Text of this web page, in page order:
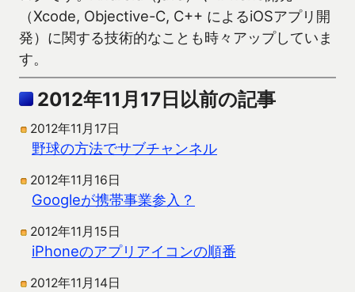
（Xcode, Objective-C, C++ によるiOSアプリ開
発）に関する技術的なことも時々アップしていま
す。
2012年11月17日以前の記事
2012年11月17日
野球の方法でサブチャンネル
2012年11月16日
Googleが携帯事業参入？
2012年11月15日
iPhoneのアプリアイコンの順番
2012年11月14日